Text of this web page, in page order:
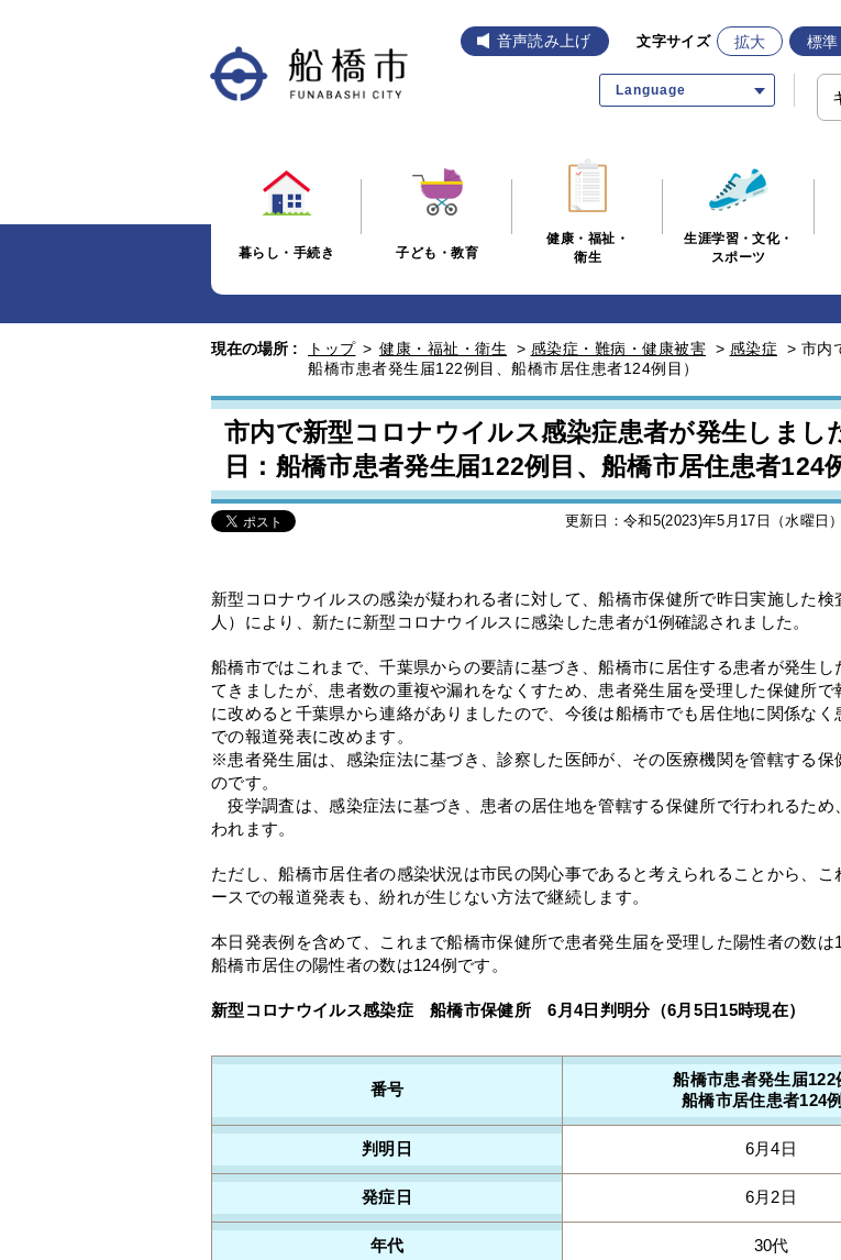
音声読み上げ 文字サイズ 拡大 標準
Language
暮らし・手続き 子ども・教育
健康・福祉・
衛生
生涯学習・文化・
スポーツ
現在の場所 : トップ > 健康・福祉・衛生 > 感染症・難病・健康被害 > 感染症 > 市内
船橋市患者発生届122例目、船橋市居住患者124例目）
市内で新型コロナウイルス感染症患者が発生しまし
日：船橋市患者発生届122例目、船橋市居住患者124
更新日：令和5(2023)年5月17日（水曜日）
新型コロナウイルスの感染が疑われる者に対して、船橋市保健所で昨日実施した検
人）により、新たに新型コロナウイルスに感染した患者が1例確認されました。
船橋市ではこれまで、千葉県からの要請に基づき、船橋市に居住する患者が発生し
てきましたが、患者数の重複や漏れをなくすため、患者発生届を受理した保健所で
に改めると千葉県から連絡がありましたので、今後は船橋市でも居住地に関係なく
での報道発表に改めます。
※患者発生届は、感染症法に基づき、診察した医師が、その医療機関を管轄する保
のです。
疫学調査は、感染症法に基づき、患者の居住地を管轄する保健所で行われるため
われます。
ただし、船橋市居住者の感染状況は市民の関心事であると考えられることから、こ
ースでの報道発表も、紛れが生じない方法で継続します。
本日発表例を含めて、これまで船橋市保健所で患者発生届を受理した陽性者の数は
船橋市居住の陽性者の数は124例です。
新型コロナウイルス感染症 船橋市保健所 6月4日判明分（6月5日15時現在）
番号
船橋市患者発生届122
船橋市居住患者124
判明日 6月4日
発症日 6月2日
年代 30代